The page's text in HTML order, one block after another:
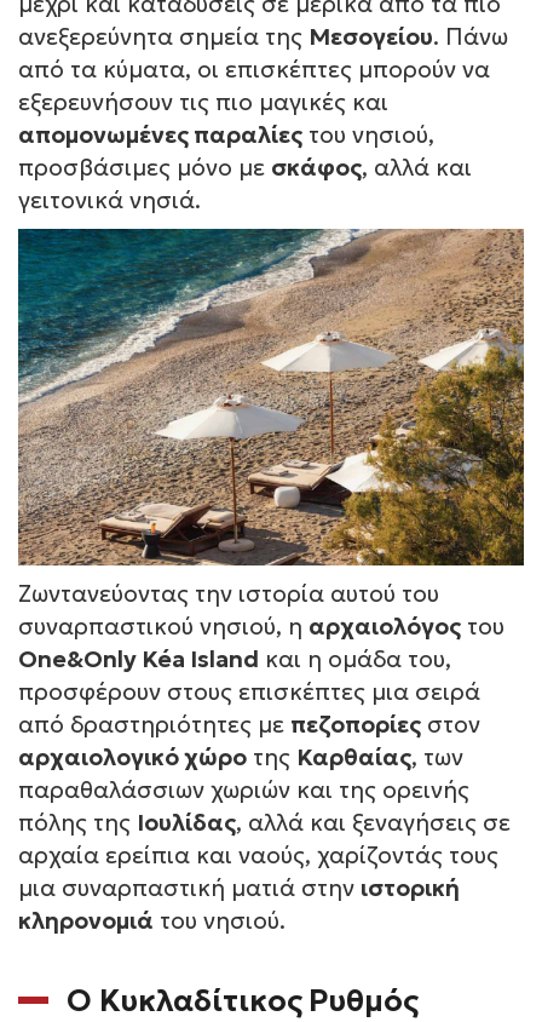
ανεξερεύνητα σημεία της Μεσογείου. Πάνω
από τα κύματα, οι επισκέπτες μπορούν να
εξερευνήσουν τις πιο μαγικές και
απομονωμένες παραλίες του νησιού,
προσβάσιμες μόνο με σκάφος, αλλά και
γειτονικά νησιά.
Ζωντανεύοντας την ιστορία αυτού του
συναρπαστικού νησιού, η αρχαιολόγος του
One&Only Kéa Island και η ομάδα του,
προσφέρουν στους επισκέπτες μια σειρά
από δραστηριότητες με πεζοπορίες στον
αρχαιολογικό χώρο της Καρθαίας, των
παραθαλάσσιων χωριών και της ορεινής
πόλης της Ιουλίδας, αλλά και ξεναγήσεις σε
αρχαία ερείπια και ναούς, χαρίζοντάς τους
μια συναρπαστική ματιά στην ιστορική
κληρονομιά του νησιού.
Ο Κυκλαδίτικος Ρυθμός